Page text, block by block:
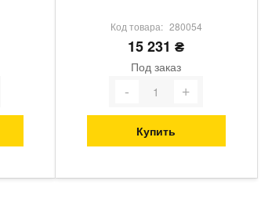
Код товара: 280054
15 231 ₴
Под заказ
Купить